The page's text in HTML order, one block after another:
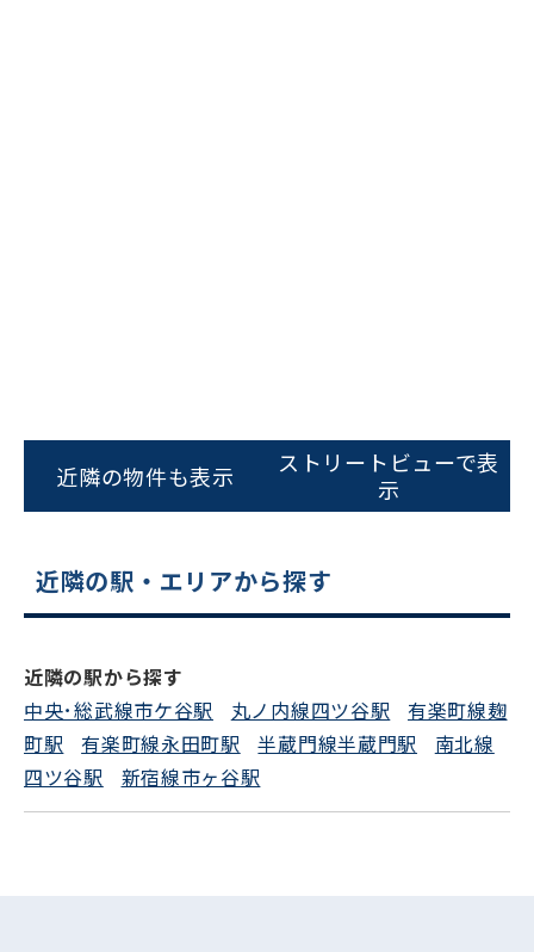
0120-620-213
電話でお問い合わせ
近隣の物件も表示
ストリートビューで表
示
近隣の駅・エリアから探す
近隣の駅から探す
中央･総武線市ケ谷駅
丸ノ内線四ツ谷駅
有楽町線麹
町駅
有楽町線永田町駅 半蔵門線半蔵門駅
南北線
四ツ谷駅
新宿線市ヶ谷駅